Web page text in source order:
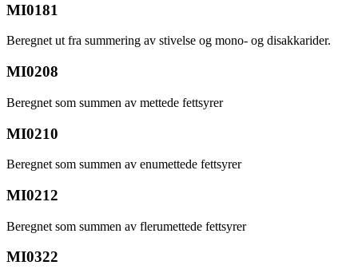
MI0181
Beregnet ut fra summering av stivelse og mono- og disakkarider.
MI0208
Beregnet som summen av mettede fettsyrer
MI0210
Beregnet som summen av enumettede fettsyrer
MI0212
Beregnet som summen av flerumettede fettsyrer
MI0322